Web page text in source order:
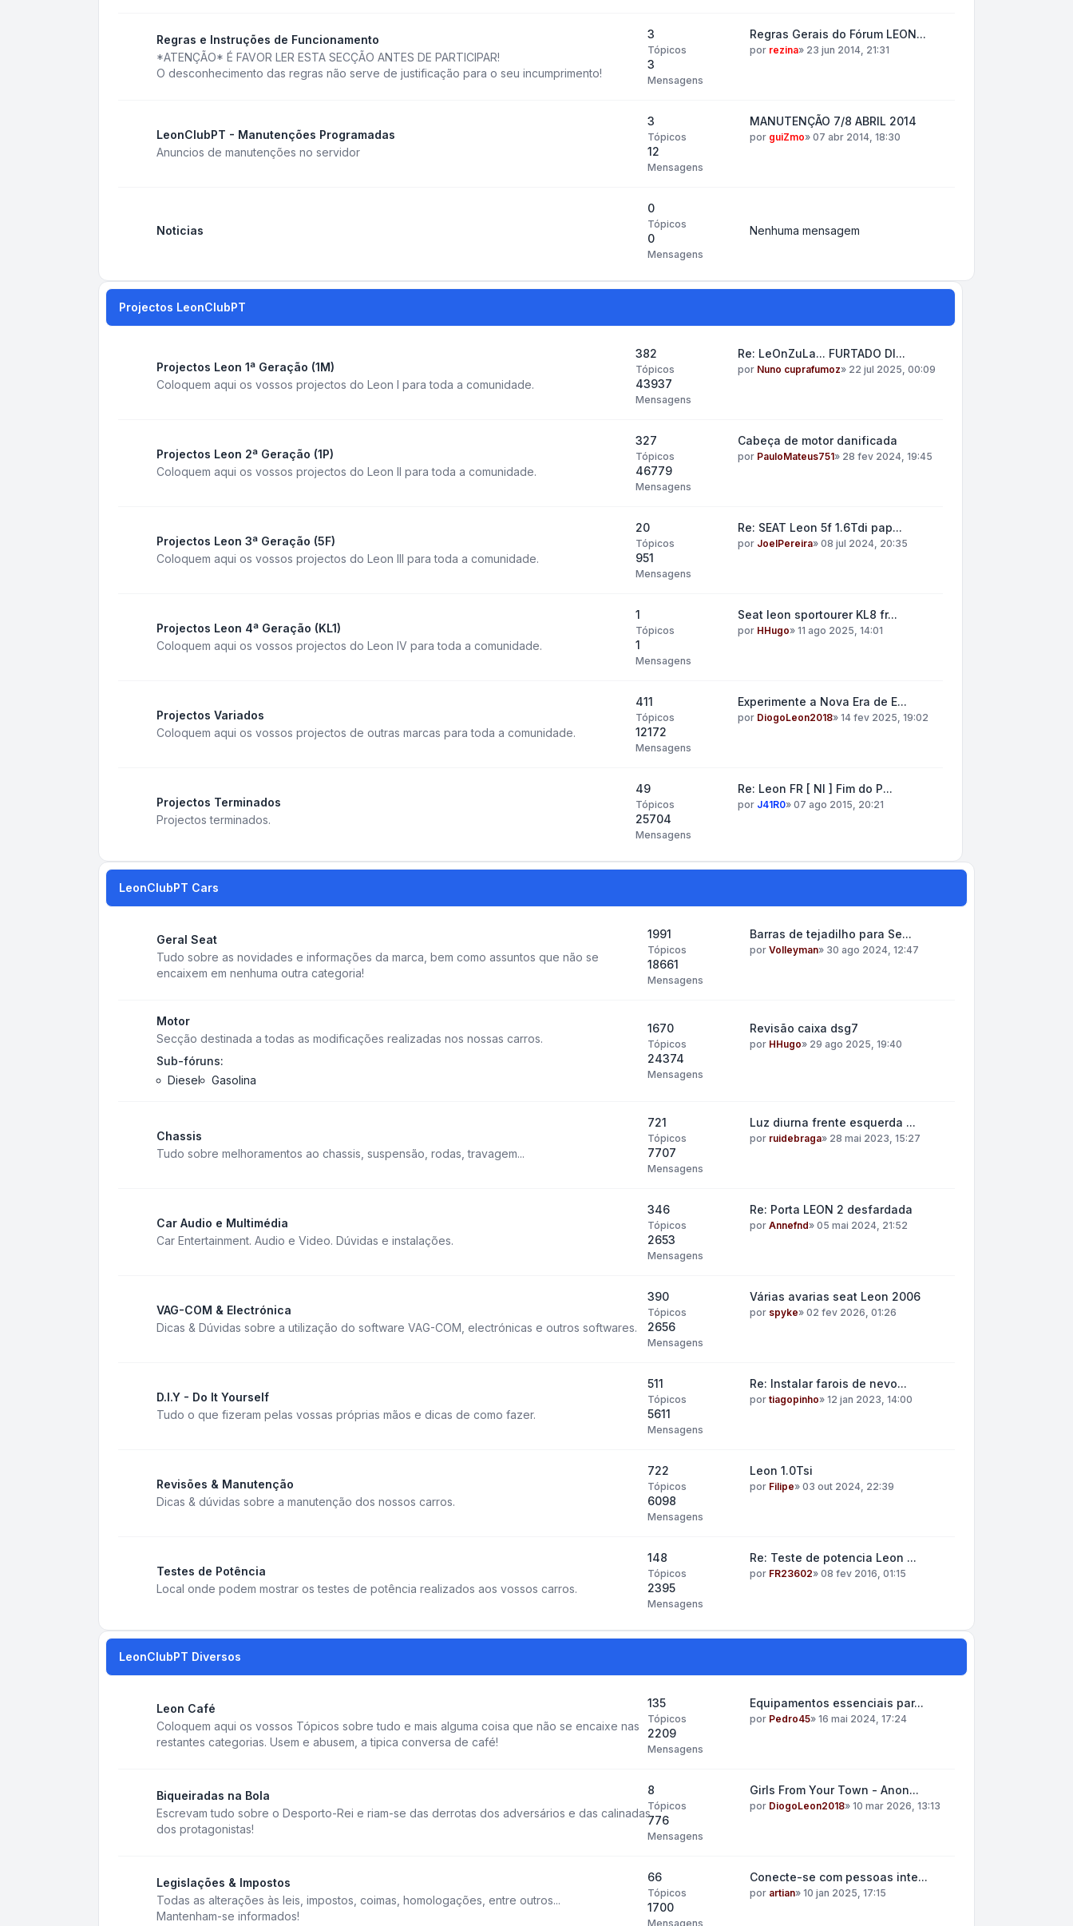
Regras e Instruções de Funcionamento
*ATENÇÃO* É FAVOR LER ESTA SECÇÃO ANTES DE PARTICIPAR!
O desconhecimento das regras não serve de justificação para o seu incumprimento!
3
Tópicos
3
Mensagens
Regras Gerais do Fórum LEON...
por rezina» 23 jun 2014, 21:31
LeonClubPT - Manutenções Programadas
Anuncios de manutenções no servidor
3
Tópicos
12
Mensagens
MANUTENÇÃO 7/8 ABRIL 2014
por guiZmo» 07 abr 2014, 18:30
Noticias
0
Tópicos
0
Mensagens
Nenhuma mensagem
Projectos LeonClubPT
Projectos Leon 1ª Geração (1M)
Coloquem aqui os vossos projectos do Leon I para toda a comunidade.
382
Tópicos
43937
Mensagens
Re: LeOnZuLa... FURTADO DI...
por Nuno cuprafumoz» 22 jul 2025, 00:09
Projectos Leon 2ª Geração (1P)
Coloquem aqui os vossos projectos do Leon II para toda a comunidade.
327
Tópicos
46779
Mensagens
Cabeça de motor danificada
por PauloMateus751» 28 fev 2024, 19:45
Projectos Leon 3ª Geração (5F)
Coloquem aqui os vossos projectos do Leon III para toda a comunidade.
20
Tópicos
951
Mensagens
Re: SEAT Leon 5f 1.6Tdi pap...
por JoelPereira» 08 jul 2024, 20:35
Projectos Leon 4ª Geração (KL1)
Coloquem aqui os vossos projectos do Leon IV para toda a comunidade.
1
Tópicos
1
Mensagens
Seat leon sportourer KL8 fr...
por HHugo» 11 ago 2025, 14:01
Projectos Variados
Coloquem aqui os vossos projectos de outras marcas para toda a comunidade.
411
Tópicos
12172
Mensagens
Experimente a Nova Era de E...
por DiogoLeon2018» 14 fev 2025, 19:02
Projectos Terminados
Projectos terminados.
49
Tópicos
25704
Mensagens
Re: Leon FR [ NI ] Fim do P...
por J41R0» 07 ago 2015, 20:21
LeonClubPT Cars
Geral Seat
Tudo sobre as novidades e informações da marca, bem como assuntos que não se
encaixem em nenhuma outra categoria!
1991
Tópicos
18661
Mensagens
Barras de tejadilho para Se...
por Volleyman» 30 ago 2024, 12:47
Motor
Secção destinada a todas as modificações realizadas nos nossas carros.
Sub-fóruns:
Diesel
Gasolina
1670
Tópicos
24374
Mensagens
Revisão caixa dsg7
por HHugo» 29 ago 2025, 19:40
Chassis
Tudo sobre melhoramentos ao chassis, suspensão, rodas, travagem...
721
Tópicos
7707
Mensagens
Luz diurna frente esquerda ...
por ruidebraga» 28 mai 2023, 15:27
Car Audio e Multimédia
Car Entertainment. Audio e Video. Dúvidas e instalações.
346
Tópicos
2653
Mensagens
Re: Porta LEON 2 desfardada
por Annefnd» 05 mai 2024, 21:52
VAG-COM & Electrónica
Dicas & Dúvidas sobre a utilização do software VAG-COM, electrónicas e outros softwares.
390
Tópicos
2656
Mensagens
Várias avarias seat Leon 2006
por spyke» 02 fev 2026, 01:26
D.I.Y - Do It Yourself
Tudo o que fizeram pelas vossas próprias mãos e dicas de como fazer.
511
Tópicos
5611
Mensagens
Re: Instalar farois de nevo...
por tiagopinho» 12 jan 2023, 14:00
Revisões & Manutenção
Dicas & dúvidas sobre a manutenção dos nossos carros.
722
Tópicos
6098
Mensagens
Leon 1.0Tsi
por Filipe» 03 out 2024, 22:39
Testes de Potência
Local onde podem mostrar os testes de potência realizados aos vossos carros.
148
Tópicos
2395
Mensagens
Re: Teste de potencia Leon ...
por FR23602» 08 fev 2016, 01:15
LeonClubPT Diversos
Leon Café
Coloquem aqui os vossos Tópicos sobre tudo e mais alguma coisa que não se encaixe nas
restantes categorias. Usem e abusem, a tipica conversa de café!
135
Tópicos
2209
Mensagens
Equipamentos essenciais par...
por Pedro45» 16 mai 2024, 17:24
Biqueiradas na Bola
Escrevam tudo sobre o Desporto-Rei e riam-se das derrotas dos adversários e das calinadas
dos protagonistas!
8
Tópicos
776
Mensagens
Girls From Your Town - Anon...
por DiogoLeon2018» 10 mar 2026, 13:13
Legislações & Impostos
Todas as alterações às leis, impostos, coimas, homologações, entre outros...
Mantenham-se informados!
66
Tópicos
1700
Mensagens
Conecte-se com pessoas inte...
por artian» 10 jan 2025, 17:15